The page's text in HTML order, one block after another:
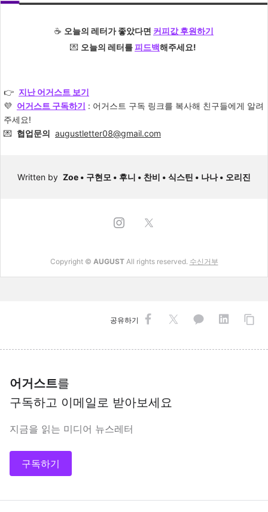
☕️ 오늘의 레터가 좋았다면 커피값 후원하기
💌 오늘의 레터를피드백해주세요!
👉 지난 어거스트 보기
💜 어거스트 구독하기 : 어거스트 구독 링크를 복사해 친구들에게 알려
주세요!
💌 협업문의 augustletter08@gmail.com
Written by Zoe • 구현모 • 후니 • 찬비 • 식스틴 • 나나 • 오리진
Copyright © AUGUSTAll rights reserved. 수신거부
공유하기
어거스트를
구독하고 이메일로 받아보세요
지금을 읽는 미디어 뉴스레터
구독하기